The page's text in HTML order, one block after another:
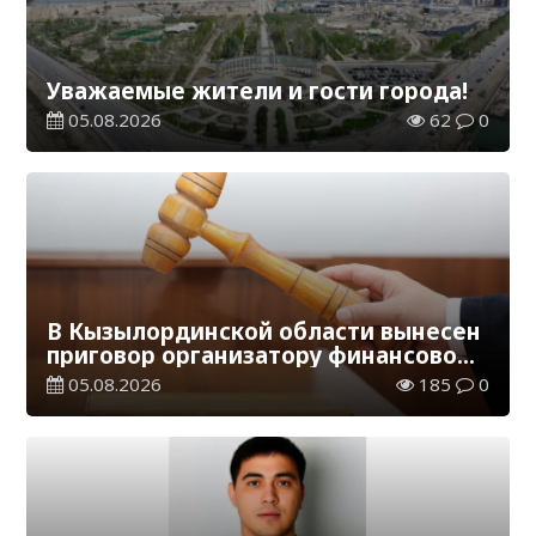
Уважаемые жители и гости города!
05.08.2026 62 0
В Кызылординской области вынесен
приговор организатору финансовой
пирамиды
05.08.2026 185 0